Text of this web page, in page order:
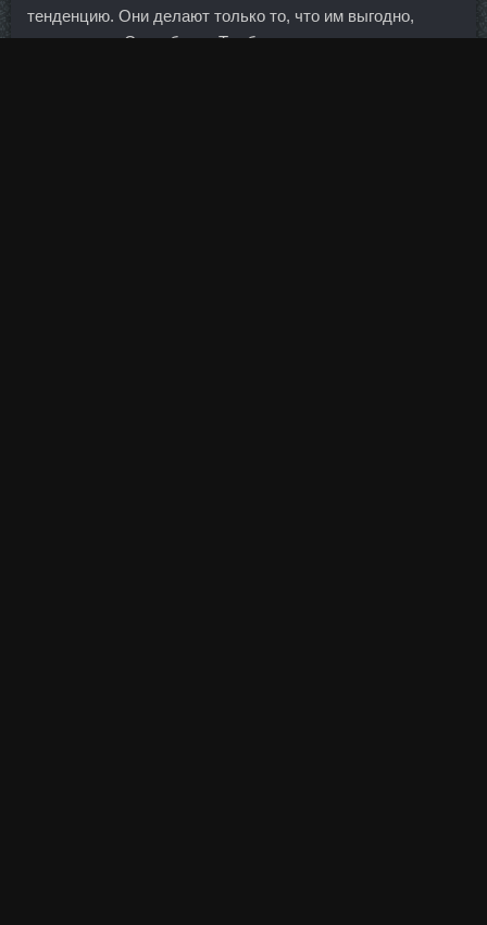
тенденцию. Они делают только то, что им выгодно,
несмотря на Станаболик Тамбов, несправедливость и